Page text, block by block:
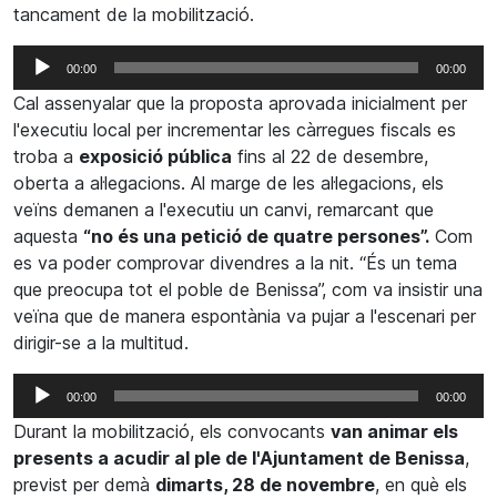
tancament de la mobilització.
Reproductor
d'àudio
00:00 00:00
Cal assenyalar que la proposta aprovada inicialment per
l'executiu local per incrementar les càrregues fiscals es
troba a exposició pública fins al 22 de desembre,
oberta a al·legacions. Al marge de les al·legacions, els
veïns demanen a l'executiu un canvi, remarcant que
aquesta “no és una petició de quatre persones”. Com
es va poder comprovar divendres a la nit. “És un tema
que preocupa tot el poble de Benissa”, com va insistir una
veïna que de manera espontània va pujar a l'escenari per
dirigir-se a la multitud.
Reproductor
d'àudio
00:00 00:00
Durant la mobilització, els convocants van animar els
presents a acudir al ple de l'Ajuntament de Benissa,
previst per demà dimarts, 28 de novembre, en què els